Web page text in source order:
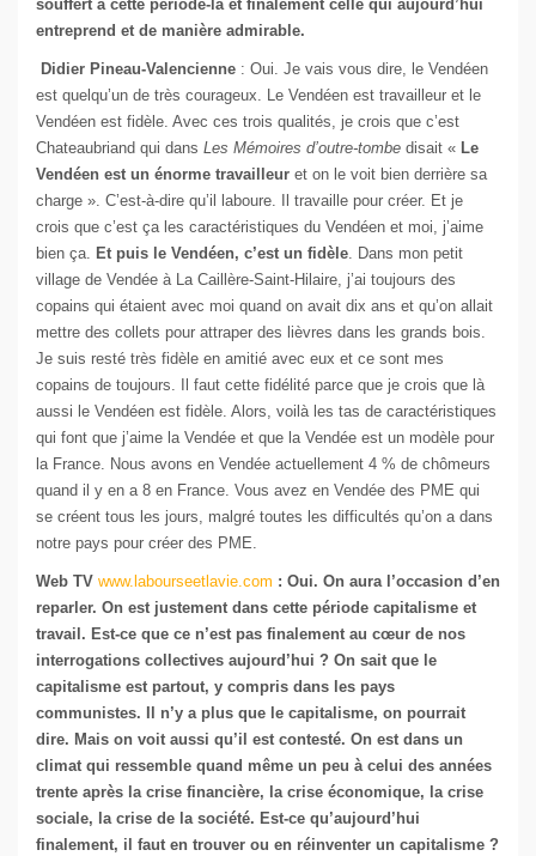
souffert à cette période-là et finalement celle qui aujourd’hui
entreprend et de manière admirable.
Didier Pineau-Valencienne : Oui. Je vais vous dire, le Vendéen
est quelqu’un de très courageux. Le Vendéen est travailleur et le
Vendéen est fidèle. Avec ces trois qualités, je crois que c’est
Chateaubriand qui dans Les Mémoires d’outre-tombe disait « Le
Vendéen est un énorme travailleur et on le voit bien derrière sa
charge ». C’est-à-dire qu’il laboure. Il travaille pour créer. Et je
crois que c’est ça les caractéristiques du Vendéen et moi, j’aime
bien ça. Et puis le Vendéen, c’est un fidèle. Dans mon petit
village de Vendée à La Caillère-Saint-Hilaire, j’ai toujours des
copains qui étaient avec moi quand on avait dix ans et qu’on allait
mettre des collets pour attraper des lièvres dans les grands bois.
Je suis resté très fidèle en amitié avec eux et ce sont mes
copains de toujours. Il faut cette fidélité parce que je crois que là
aussi le Vendéen est fidèle. Alors, voilà les tas de caractéristiques
qui font que j’aime la Vendée et que la Vendée est un modèle pour
la France. Nous avons en Vendée actuellement 4 % de chômeurs
quand il y en a 8 en France. Vous avez en Vendée des PME qui
se créent tous les jours, malgré toutes les difficultés qu’on a dans
notre pays pour créer des PME.
Web TV www.labourseetlavie.com : Oui. On aura l’occasion d’en
reparler. On est justement dans cette période capitalisme et
travail. Est-ce que ce n’est pas finalement au cœur de nos
interrogations collectives aujourd’hui ? On sait que le
capitalisme est partout, y compris dans les pays
communistes. Il n’y a plus que le capitalisme, on pourrait
dire. Mais on voit aussi qu’il est contesté. On est dans un
climat qui ressemble quand même un peu à celui des années
trente après la crise financière, la crise économique, la crise
sociale, la crise de la société. Est-ce qu’aujourd’hui
finalement, il faut en trouver ou en réinventer un capitalisme ?